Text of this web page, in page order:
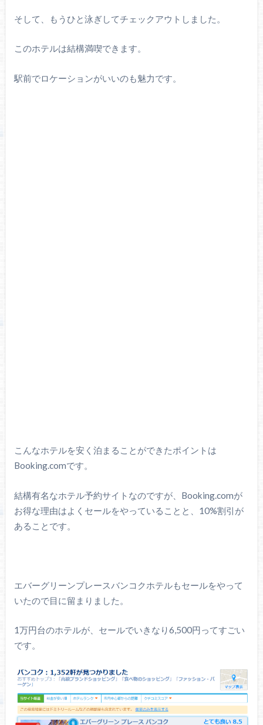
そして、もうひと泳ぎしてチェックアウトしました。
このホテルは結構満喫できます。
駅前でロケーションがいいのも魅力です。
こんなホテルを安く泊まることができたポイントは
Booking.comです。
結構有名なホテル予約サイトなのですが、Booking.comが
お得な理由はよくセールをやっていることと、10%割引が
あることです。
エバーグリーンプレースバンコクホテルもセールをやって
いたので目に留まりました。
1万円台のホテルが、セールでいきなり6,500円ってすごい
です。